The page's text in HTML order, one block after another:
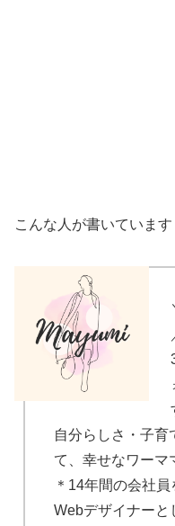
こんな人が書いています
自分らしさ・子育
て、幸せなワーマ
＊14年間の会社
Webデザイナーと